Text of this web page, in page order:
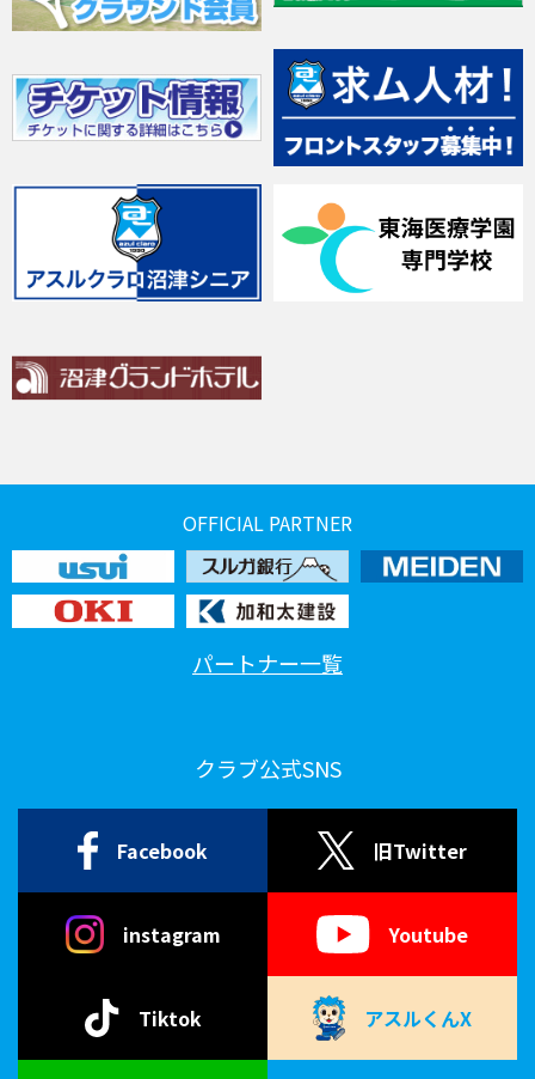
OFFICIAL PARTNER
パートナー一覧
クラブ公式SNS
Facebook 旧Twitter
instagram Youtube
Tiktok アスルくんX